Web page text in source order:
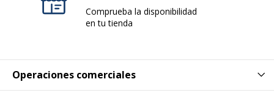
Operaciones comerciales
Comprueba la disponibilidad
en tu tienda